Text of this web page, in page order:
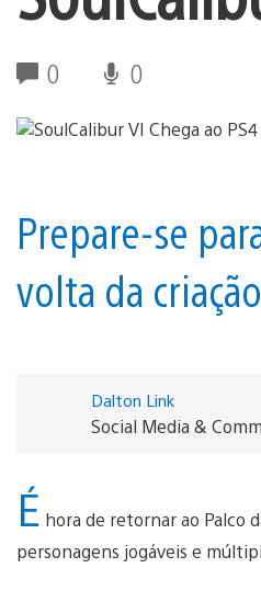
0 0
Prepare-se
volta da
Dalton Link
Social Media &
É hora de retornar ao Palco
personagens jogáveis e